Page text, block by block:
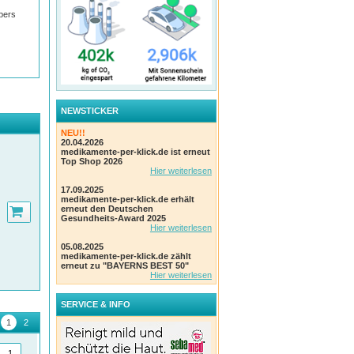
NEWSTICKER
NEU!!
20.04.2026
medikamente-per-klick.de ist erneut
Top Shop 2026
Hier weiterlesen
17.09.2025
medikamente-per-klick.de erhält
erneut den Deutschen
Gesundheits-Award 2025
Hier weiterlesen
05.08.2025
medikamente-per-klick.de zählt
erneut zu "BAYERNS BEST 50"
Hier weiterlesen
SERVICE & INFO